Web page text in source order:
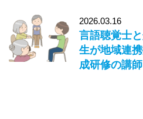
2026.03.16
言語聴覚士
生が地域連
成研修の講